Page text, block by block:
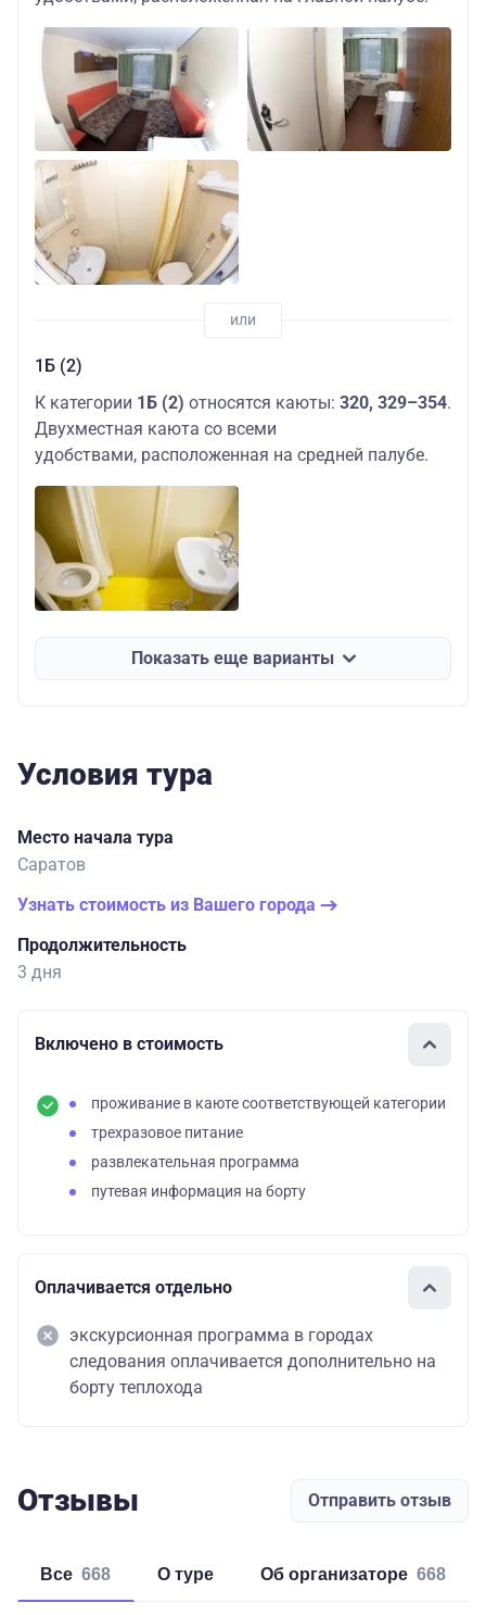
1Б (2)
К категории 1Б (2) относятся каюты: 320, 329–354.
Двухместная каюта со всеми
удобствами, расположенная на средней палубе.
Показать еще варианты
Условия тура
Место начала тура
Саратов
Узнать стоимость из Вашего города
Продолжительность
3 дня
Включено в стоимость
проживание в каюте соответствующей категории
трехразовое питание
развлекательная программа
путевая информация на борту
Оплачивается отдельно
экскурсионная программа в городах
следования оплачивается дополнительно на
борту теплохода
Отзывы Отправить отзыв
Все 668 о туре об организаторе 668